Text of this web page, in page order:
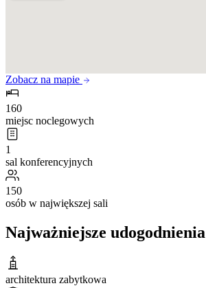
Zobacz na mapie
160
miejsc noclegowych
1
sal konferencyjnych
150
osób w największej sali
Najważniejsze udogodnienia
architektura zabytkowa